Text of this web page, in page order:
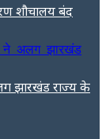
शौचालय बंद
झारखंड राज्य के